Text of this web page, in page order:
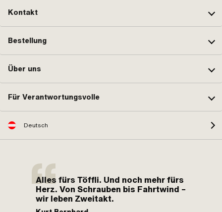
Kontakt
Bestellung
Über uns
Für Verantwortungsvolle
Deutsch
Alles fürs Töffli. Und noch mehr fürs
Herz. Von Schrauben bis Fahrtwind –
wir leben Zweitakt.